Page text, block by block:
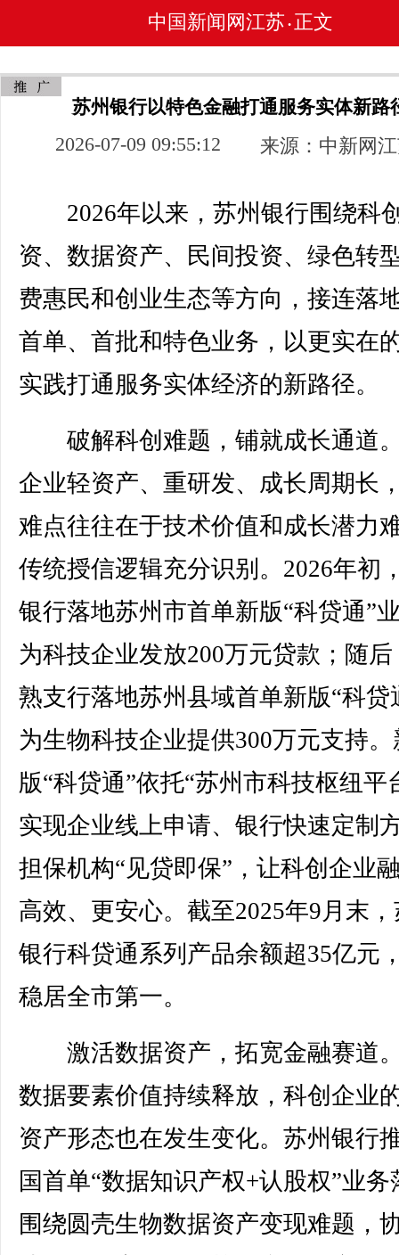
中国新闻网江苏 • 正文
苏州银行以特色金融打通服务实体新路
2026-07-09 09:55:12 来源：中新网
2026年以来，苏州银行围绕科
资、数据资产、民间投资、绿色转
费惠民和创业生态等方向，接连落
首单、首批和特色业务，以更实在
实践打通服务实体经济的新路径。
破解科创难题，铺就成长通道
企业轻资产、重研发、成长周期长
难点往往在于技术价值和成长潜力
传统授信逻辑充分识别。2026年初
银行落地苏州市首单新版“科贷通”
为科技企业发放200万元贷款；随后
熟支行落地苏州县域首单新版“科贷
为生物科技企业提供300万元支持。
版“科贷通”依托“苏州市科技枢纽平
实现企业线上申请、银行快速定制
担保机构“见贷即保”，让科创企业
高效、更安心。截至2025年9月末
银行科贷通系列产品余额超35亿元
稳居全市第一。
激活数据资产，拓宽金融赛道
数据要素价值持续释放，科创企业
资产形态也在发生变化。苏州银行
国首单“数据知识产权+认股权”业务
围绕圆壳生物数据资产变现难题，